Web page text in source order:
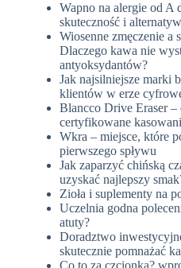
Wapno na alergie od A
skuteczność i
Wiosenne zmęczenie a
Dlaczego kawa nie
antyoksydantów?
Jak najsilniejsze marki
klientów w erze
Blancco Drive Eraser –
certyfikowane
Wkra – miejsce, które
pierwszego spływu
Jak zaparzyć chińską
uzyskać najlepszy
Zioła i suplementy na
Uczelnia godna
atuty?
Doradztwo
skutecznie pomnażać